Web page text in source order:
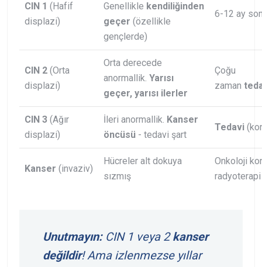
CIN 1 (Hafif
displazi)
Genellikle kendiliğinden
geçer (özellikle
gençlerde)
6-12 ay
CIN 2 (Orta
displazi)
Orta derecede
anormallik. Yarısı
geçer, yarısı ilerler
Çoğu
zaman
CIN 3 (Ağır
displazi)
İleri anormallik. Kanser
öncüsü - tedavi şart
Tedavi
Kanser (invaziv)
Hücreler alt dokuya
sızmış
Onkoloji
radyoterapi
Unutmayın:CIN 1 veya 2kanser
değildir! Ama izlenmezse yıllar